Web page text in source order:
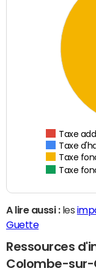
Taxe
Taxe
Taxe
Taxe
A lire aussi :les
Guette
Ressources
Colombe-